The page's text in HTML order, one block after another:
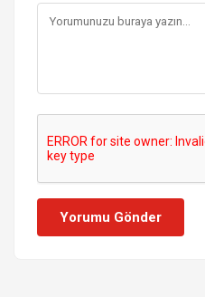
Yorumu Gönder